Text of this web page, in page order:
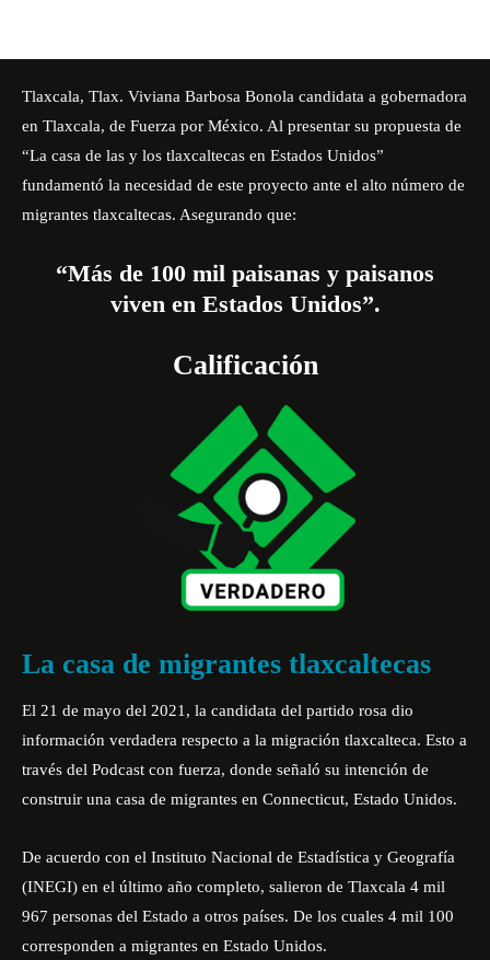
Tlaxcala, Tlax. Viviana Barbosa Bonola candidata a gobernadora
en Tlaxcala, de Fuerza por México. Al presentar su propuesta de
“La casa de las y los tlaxcaltecas en Estados Unidos”
fundamentó la necesidad de este proyecto ante el alto número de
migrantes tlaxcaltecas. Asegurando que:
“Más de 100 mil paisanas y paisanos
viven en Estados Unidos”.
Calificación
La casa de migrantes tlaxcaltecas
El 21 de mayo del 2021, la candidata del partido rosa dio
información verdadera respecto a la migración tlaxcalteca. Esto a
través del Podcast con fuerza, donde señaló su intención de
construir una casa de migrantes en Connecticut, Estado Unidos.
De acuerdo con el Instituto Nacional de Estadística y Geografía
(INEGI) en el último año completo, salieron de Tlaxcala 4 mil
967 personas del Estado a otros países. De los cuales 4 mil 100
corresponden a migrantes en Estado Unidos.